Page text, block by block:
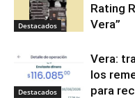
Destacados
Rating
Vera”
Destacados
Vera:
los
para